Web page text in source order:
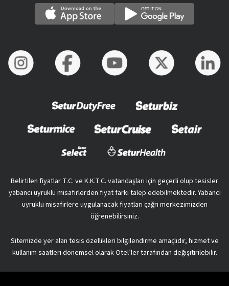
Belirtilen fiyatlar T.C. ve K.K.T.C. vatandaşları için geçerli olup tesisler
yabancı uyruklu misafirlerden fiyat farkı talep edebilmektedir. Yabancı
uyruklu misafirlere uygulanacak fiyatları çağrı merkezimizden
öğrenebilirsiniz.
Sitemizde yer alan tesis özellikleri bilgilendirme amaçlıdır, hizmet ve
kullanım saatleri dönemsel olarak Otel’ler tarafından değişitirilebilir.